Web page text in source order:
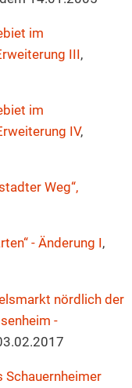
im
III,
im
IV,
Weg“,
- Änderung I,
nördlich der
-
Schauernheimer